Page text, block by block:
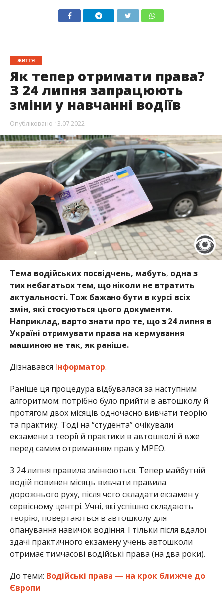
ЖИТТЯ
Як тепер отримати права?
З 24 липня запрацюють
зміни у навчанні водіїв
Опубліковано 13.07.2022
Тема водійських посвідчень, мабуть, одна з
тих небагатьох тем, що ніколи не втратить
актуальності. Тож бажано бути в курсі всіх
змін, які стосуються цього документи.
Наприклад, варто знати про те, що з 24 липня в
Україні отримувати права на кермування
машиною не так, як раніше.
Дізнавався Інформатор.
Раніше ця процедура відбувалася за наступним
алгоритмом: потрібно було прийти в автошколу й
протягом двох місяців одночасно вивчати теорію
та практику. Тоді на “студента” очікували
екзамени з теорії й практики в автошколі й вже
перед самим отриманням прав у МРЕО.
З 24 липня правила змінюються. Тепер майбутній
водій повинен місяць вивчати правила
дорожнього руху, після чого складати екзамен у
сервісному центрі. Учні, які успішно складають
теорію, повертаються в автошколу для
опанування навичок водіння. І тільки після вдалої
здачі практичного екзамену учень автошколи
отримає тимчасові водійські права (на два роки).
До теми: Водійські права — на крок ближче до
Європи